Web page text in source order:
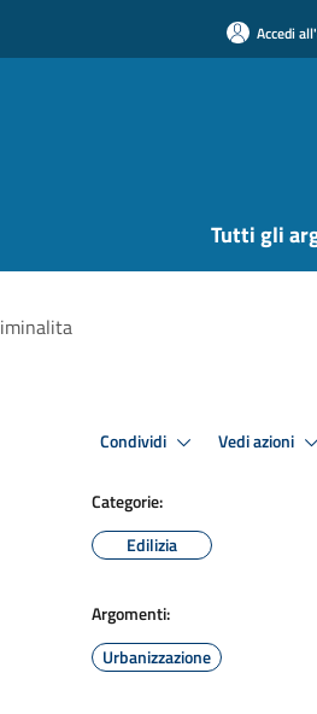
Accedi
Tutti gli
Condividi Vedi azioni
Categorie:
Edilizia
Argomenti:
Urbanizzazione